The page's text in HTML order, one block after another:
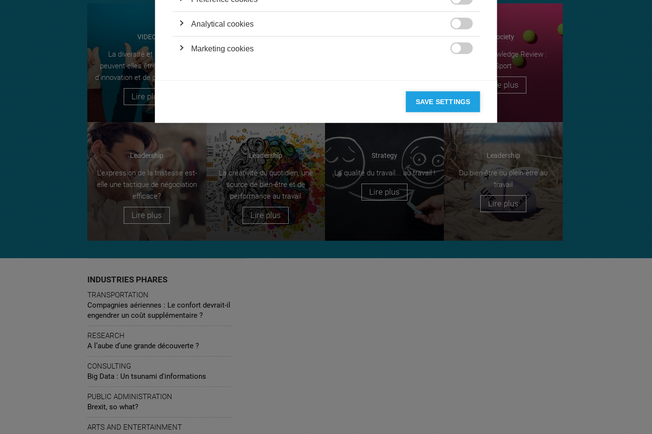
VIDEO
La diversité et l’inclusion
peuvent-elles être une source
d’innovation et de performance ?
Lire plus
Diversité et publicité : tout le
Society
ESSEC Knowledge Review :
Sport
Lire plus
Leadership
L’expression de la tristesse est-
elle une tactique de négociation
efficace?
Lire plus
Leadership
La créativité du quotidien, une
source de bien-être et de
performance au travail
Lire plus
Strategy
La qualité du travail... au travail !
Lire plus
Leadership
Du bien-être ou plein-être au
travail
Lire plus
INDUSTRIES PHARES
TRANSPORTATION
Compagnies aériennes : Le confort devrait-il
engendrer un coût supplémentaire ?
RESEARCH
A l’aube d’une grande découverte ?
CONSULTING
Big Data : Un tsunami d'informations
PUBLIC ADMINISTRATION
Brexit, so what?
ARTS AND ENTERTAINMENT
Analytical cookies
Marketing cookies
SAVE SETTINGS